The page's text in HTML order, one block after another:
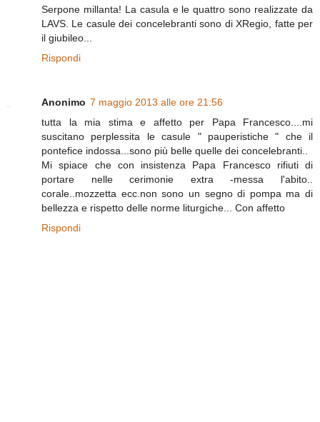
Serpone millanta! La casula e le quattro sono realizzate da
LAVS. Le casule dei concelebranti sono di XRegio, fatte per
il giubileo...
Rispondi
Anonimo 7 maggio 2013 alle ore 21:56
tutta la mia stima e affetto per Papa Francesco....mi
suscitano perplessita le casule " pauperistiche " che il
pontefice indossa...sono più belle quelle dei concelebranti..
Mi spiace che con insistenza Papa Francesco rifiuti di
portare nelle cerimonie extra -messa l'abito..
corale..mozzetta ecc.non sono un segno di pompa ma di
bellezza e rispetto delle norme liturgiche... Con affetto
Rispondi